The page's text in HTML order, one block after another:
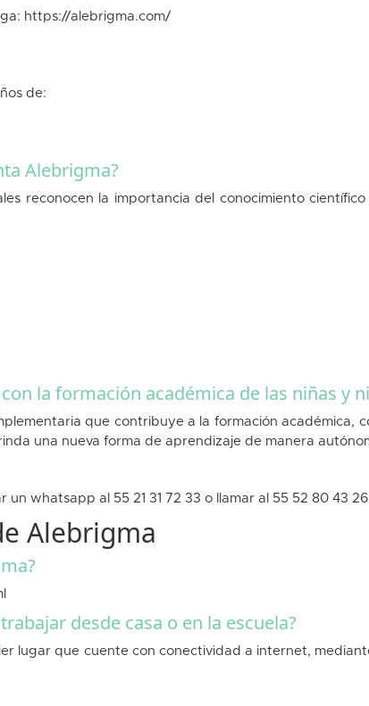
https://alebrigma.com/
de:
Alebrigma?
reconocen la importancia del conocimiento
la formación académica de las niñas y
que contribuye a la formación académica,
una nueva forma de aprendizaje de manera
whatsapp al 55 21 31 72 33 o llamar al 55 52 80 43 26
Alebrigma
desde casa o en la escuela?
lugar que cuente con conectividad a internet,